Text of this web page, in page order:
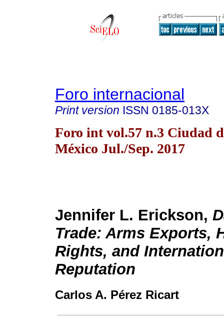
Foro internacional
Print version ISSN 0185-013X
Foro int vol.57 n.3 Ciudad
México Jul./Sep. 2017
Jennifer L. Erickson,
Trade: Arms Exports,
Rights, and
Reputation
Carlos A. Pérez Ricart